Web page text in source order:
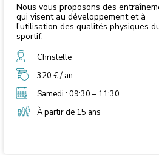
Nous vous proposons des
qui visent au développement et à
l'utilisation des qualités physiques
sportif.
Christelle
320 € / an
Samedi : 09:30 – 11:30
À partir de 15 ans